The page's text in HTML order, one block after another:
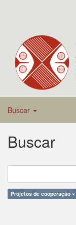
Buscar
Buscar
Projetos de cooperação ×